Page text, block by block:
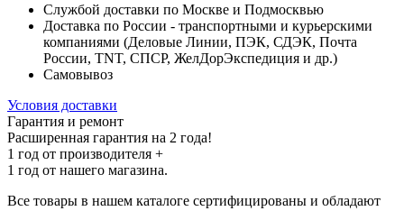
Службой доставки по Москве и Подмосквью
Доставка по России - транспортными и курьерскими
компаниями (Деловые Линии, ПЭК, СДЭК, Почта
России, TNT, СПСР, ЖелДорЭкспедиция и др.)
Самовывоз
Условия доставки
Гарантия и ремонт
Расширенная гарантия на 2 года!
1 год от производителя +
1 год от нашего магазина.
Все товары в нашем каталоге сертифицированы и обладают